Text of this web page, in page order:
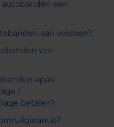
een
aan voldoen?
van
apart
/
betalen?